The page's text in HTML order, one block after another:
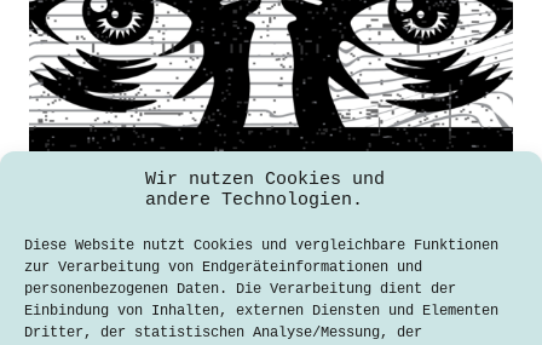
Wir nutzen Cookies und
andere Technologien.
Diese Website nutzt Cookies und vergleichbare Funktionen
zur Verarbeitung von Endgeräteinformationen und
personenbezogenen Daten. Die Verarbeitung dient der
Einbindung von Inhalten, externen Diensten und Elementen
Dritter, der statistischen Analyse/Messung, der
Metadaten aus dem Smart Home – sie
verraten alles
Jan Hoerberg
17. November 2022